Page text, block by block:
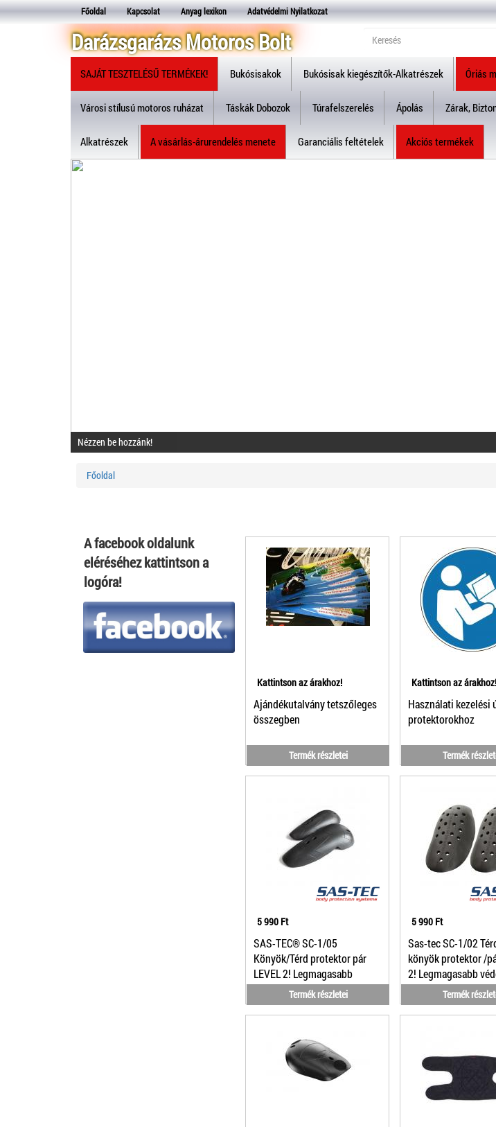
Főoldal Kapcsolat Anyag lexikon Adatvédelmi Nyilatkozat
Darázsgarázs Motoros Bolt
SAJÁT TESZTELÉSŰ TERMÉKEK! Bukósisakok Bukósisak kiegészítők-Alkatrészek Óriás
Városi stílusú motoros ruházat Táskák Dobozok Túrafelszerelés Ápolás Zárak,
Alkatrészek A vásárlás-árurendelés menete Garanciális feltételek Akciós termékek
Nézzen be hozzánk!
Főoldal
A facebook oldalunk
eléréséhez kattintson a
logóra!
Kattintson az árakhoz!
Ajándékutalvány tetszőleges
összegben
Termék részletei
Kattintson az árakhoz!
Használati kezelési
protektorokhoz
Termék
5 990 Ft
SAS-TEC® SC-1/05
Könyök/Térd protektor pár
LEVEL 2! Legmagasabb
védelmi szint!Termék részletei
5 990 Ft
Sas-tec SC-1/02
könyök protektor /
2! Legmagasabb
Termék